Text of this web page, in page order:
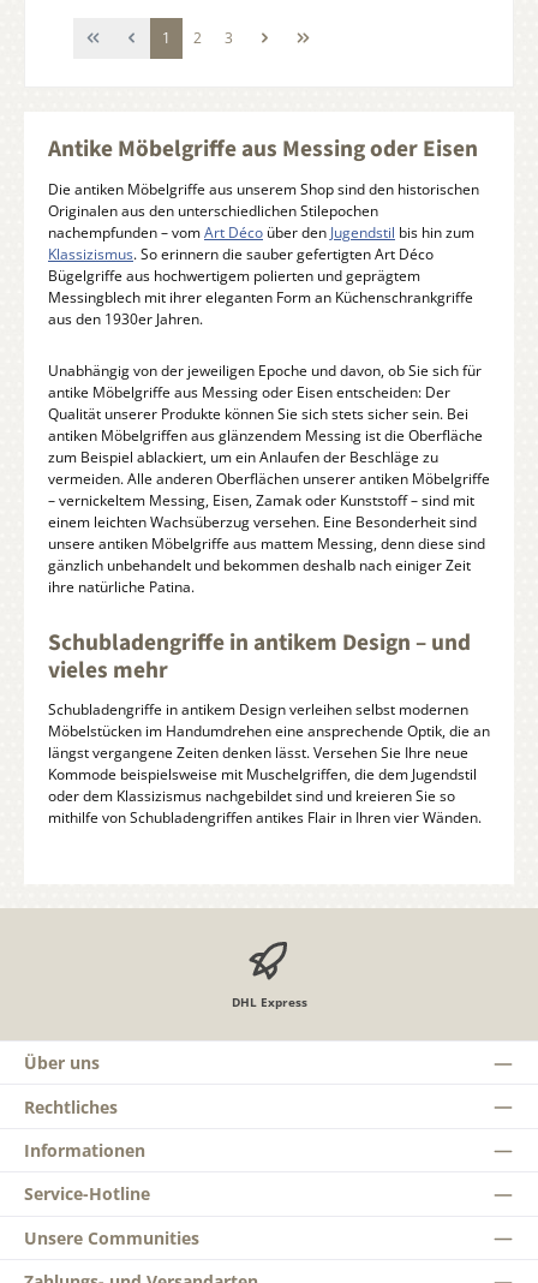
Seite
1 Seite
2 Seite
3
Antike Möbelgriffe aus Messing oder Eisen
Die antiken Möbelgriffe aus unserem Shop sind den historischen
Originalen aus den unterschiedlichen Stilepochen
nachempfunden – vomArt Déco über den Jugendstil bis hin zum
Klassizismus. So erinnern die sauber gefertigten Art Déco
Bügelgriffe aus hochwertigem polierten und geprägtem
Messingblech mit ihrer eleganten Form an Küchenschrankgriffe
aus den 1930er Jahren.
Unabhängig von der jeweiligen Epoche und davon, ob Sie sich für
antike Möbelgriffe aus Messing oder Eisen entscheiden: Der
Qualität unserer Produkte können Sie sich stets sicher sein. Bei
antiken Möbelgriffen aus glänzendem Messing ist die Oberfläche
zum Beispiel ablackiert, um ein Anlaufen der Beschläge zu
vermeiden. Alle anderen Oberflächen unserer antiken Möbelgriffe
– vernickeltem Messing, Eisen, Zamak oder Kunststoff – sind mit
einem leichten Wachsüberzug versehen. Eine Besonderheit sind
unsere antiken Möbelgriffe aus mattem Messing, denn diese sind
gänzlich unbehandelt und bekommen deshalb nach einiger Zeit
ihre natürliche Patina.
Schubladengriffe in antikem Design – und
vieles mehr
Schubladengriffe in antikem Design verleihen selbst modernen
Möbelstücken im Handumdrehen eine ansprechende Optik, die an
längst vergangene Zeiten denken lässt. Versehen Sie Ihre neue
Kommode beispielsweise mit Muschelgriffen, die dem Jugendstil
oder dem Klassizismus nachgebildet sind und kreieren Sie so
mithilfe von Schubladengriffen antikes Flair in Ihren vier Wänden.
DHL Express
Über uns
Rechtliches
Informationen
Service-Hotline
Unsere Communities